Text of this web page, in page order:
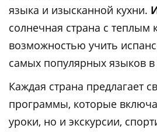
языка и изысканной кухни.
солнечная страна с теплым
возможностью учить
самых популярных языков
Каждая страна предлагает
программы, которые
уроки, но и экскурсии,